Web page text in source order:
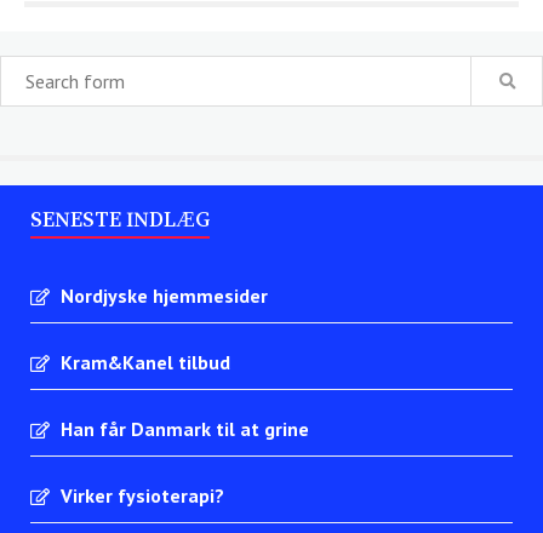
SENESTE INDLÆG
Nordjyske hjemmesider
Kram&Kanel tilbud
Han får Danmark til at grine
Virker fysioterapi?